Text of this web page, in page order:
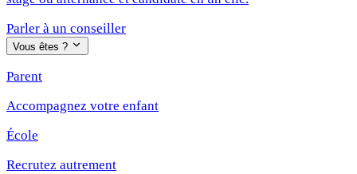
Parler à un conseiller
Vous êtes ?
Parent
Accompagnez votre enfant
École
Recrutez autrement